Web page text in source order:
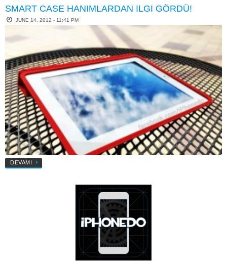
SMART CASE HANIMLARDAN ILGI GÖRDÜ!
JUNE 14, 2012 - 11:41 PM
DEVAMI